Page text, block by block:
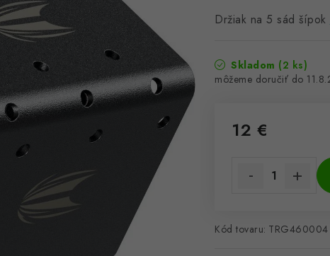
Držiak na 5 sád šípok
Skladom (2 ks)
12 €
Kód tovaru: TRG460004